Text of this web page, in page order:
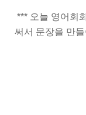
*** 오늘 영어회
써서 문장을 만